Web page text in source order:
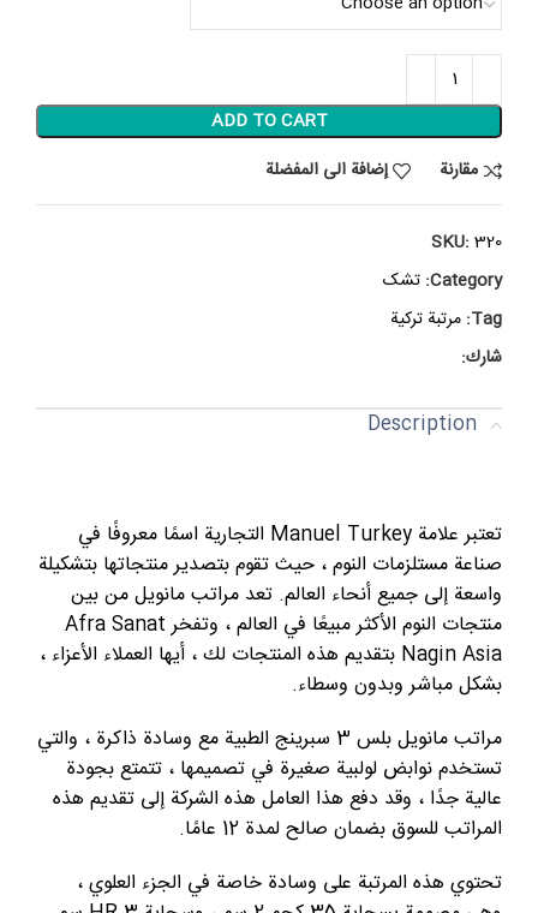
ADD TO CART
مقارنة
إضافة الى المفضلة
SKU: 320
Category: تشک
Tag: مرتبة تركية
شارك:
Description
تعتبر علامة Manuel Turkey التجارية اسمًا معروفًا في
صناعة مستلزمات النوم ، حيث تقوم بتصدير منتجاتها بتشكيلة
واسعة إلى جميع أنحاء العالم. تعد مراتب مانويل من بين
منتجات النوم الأكثر مبيعًا في العالم ، وتفخر Afra Sanat
Nagin Asia بتقديم هذه المنتجات لك ، أيها العملاء الأعزاء ،
بشكل مباشر وبدون وسطاء.
مراتب مانويل بلس 3 سبرينج الطبية مع وسادة ذاكرة ، والتي
تستخدم نوابض لولبية صغيرة في تصميمها ، تتمتع بجودة
عالية جدًا ، وقد دفع هذا العامل هذه الشركة إلى تقديم هذه
المراتب للسوق بضمان صالح لمدة 12 عامًا.
تحتوي هذه المرتبة على وسادة خاصة في الجزء العلوي ،